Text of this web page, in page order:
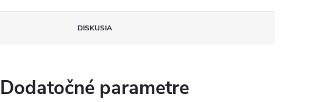
DISKUSIA
Dodatočné parametre
www.insomnium.sk - Chat